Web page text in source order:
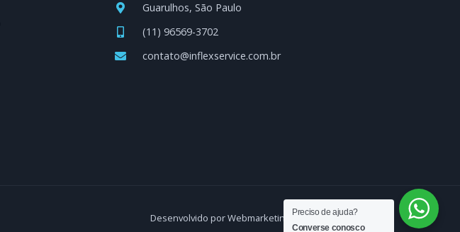
Guarulhos, São Paulo
(11) 96569-3702
contato@inflexservice.com.br
Desenvolvido por Webmarketing BrasilPreciso de ajuda?
Converse conosco